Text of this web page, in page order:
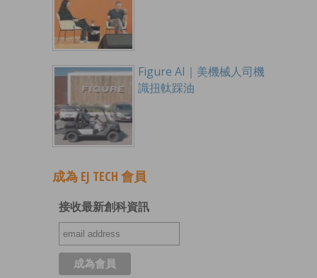
Figure AI｜美機械人司機
識扭軚踩油
成為 EJ TECH 會員
接收最新創科資訊